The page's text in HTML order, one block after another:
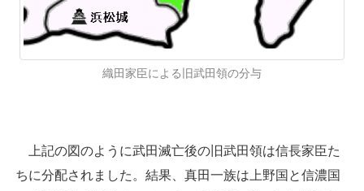
織田家臣による旧武田領の分与
上記の図のように武田滅亡後の旧武田領は信長家臣た
ちに分配されました。結果、真田一族は上野国と信濃国